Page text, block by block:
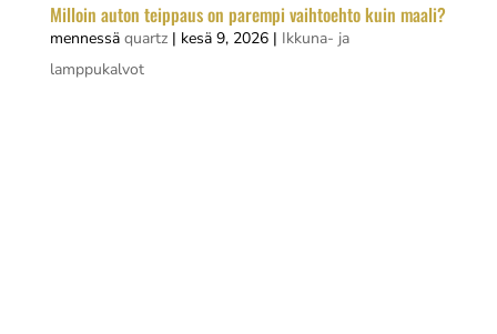
Milloin auton teippaus on parempi vaihtoehto kuin maali?
mennessä quartz| kesä 9, 2026| Ikkuna- ja
lamppukalvot